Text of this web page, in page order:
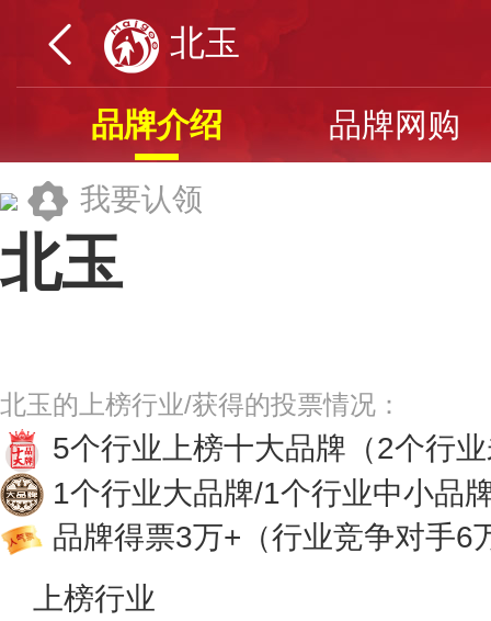
北玉
品牌介绍 品牌网购
我要认领
北玉
北玉的上榜行业/获得的投票情况：
5个行业上榜十大品牌 （2个行
1个行业大品牌/1个行业中小品
品牌得票3万+ （行业竞争对手6
上榜行业